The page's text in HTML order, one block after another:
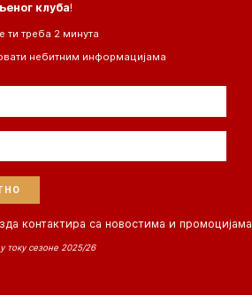
клуба!
ти треба 2 минута
небитним информацијама
контактира са новостима и промоцијама
току сезоне 2025/26